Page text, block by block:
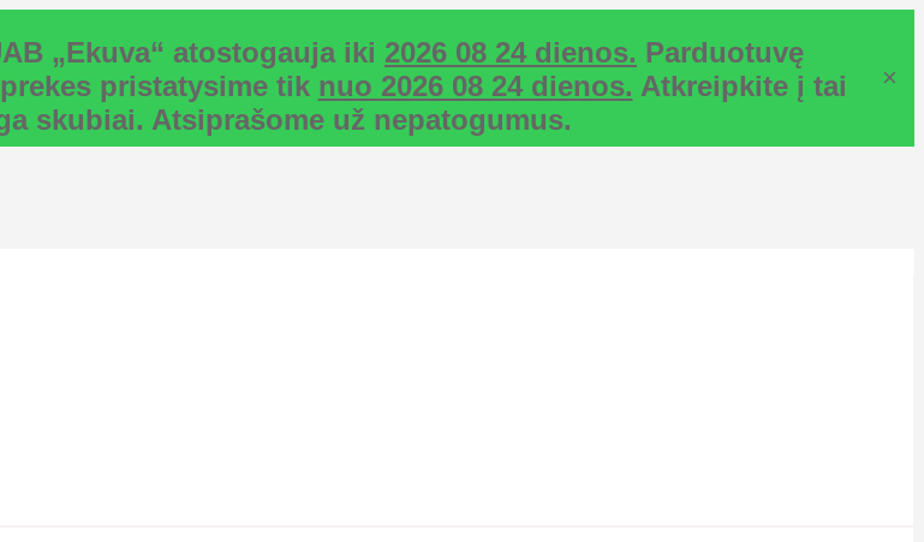
„Ekuva“ atostogauja iki 2026 08 24 dienos. Parduotuvę
pristatysime tik nuo 2026 08 24 dienos. Atkreipkite į tai
skubiai. Atsiprašome už nepatogumus.
×